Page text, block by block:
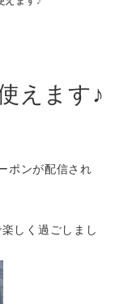
えます♪
ポンが配信され
しく過ごしまし